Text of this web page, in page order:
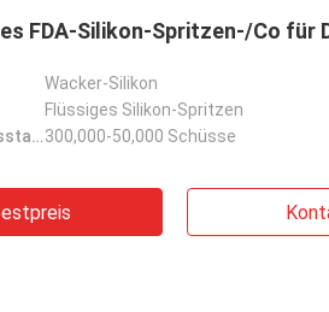
FDA-Silikon-Spritzen-/Co für
Wacker-Silikon
Flüssiges Silikon-Spritzen
Werkzeugausstattungsleben:300,000-50,000 Schüsse